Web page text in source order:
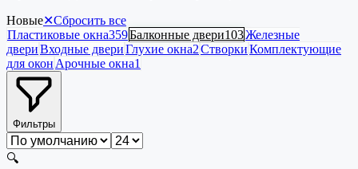
Новые✕Сбросить все
Пластиковые окна359Балконные двери103Железные
двериВходные двериГлухие окна2СтворкиКомплектующие
для окон Арочные окна1
Фильтры
🔍